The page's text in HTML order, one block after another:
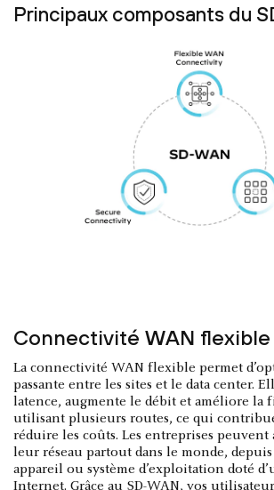
Principaux composants du
Connectivité WAN flexible
La connectivité WAN flexible permet
passante entre les sites et le data center.
latence, augmente le débit et améliore la
utilisant plusieurs routes, ce qui
réduire les coûts. Les entreprises peuvent
leur réseau partout dans le monde,
appareil ou système d’exploitation doté
Internet. Grâce au SD-WAN, vos